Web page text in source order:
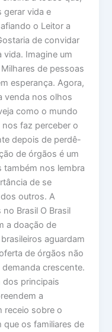
gerar vida e
o Leitor a
de convidar
vida. Imagine um
de pessoas
esperança. Agora,
venda nos olhos
como o mundo
faz perceber o
depois de perdê-
de órgãos é um
também nos lembra
de se
outros. A
Brasil O Brasil
a doação de
aguardam
de órgãos não
crescente.
dos principais
a
receio sobre o
os familiares de